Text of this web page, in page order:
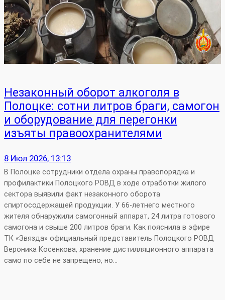
Незаконный оборот алкоголя в
Полоцке: сотни литров браги, самогон
и оборудование для перегонки
изъяты правоохранителями
8 Июл 2026, 13:13
В Полоцке сотрудники отдела охраны правопорядка и
профилактики Полоцкого РОВД в ходе отработки жилого
сектора выявили факт незаконного оборота
спиртосодержащей продукции. У 66‑летнего местного
жителя обнаружили самогонный аппарат, 24 литра готового
самогона и свыше 200 литров браги. Как пояснила в эфире
ТК «Звязда» официальный представитель Полоцкого РОВД
Вероника Косенкова, хранение дистилляционного аппарата
само по себе не запрещено, но…